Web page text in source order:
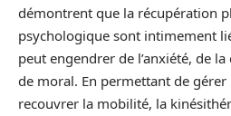
démontrent que la récupération
psychologique sont intimement
peut engendrer de l’anxiété, de
de moral. En permettant de
recouvrer la mobilité, la